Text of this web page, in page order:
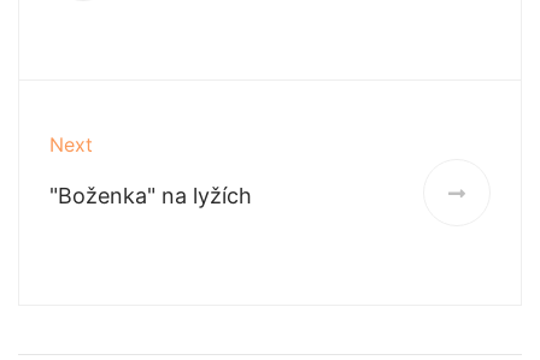
Next
"Boženka" na lyžích